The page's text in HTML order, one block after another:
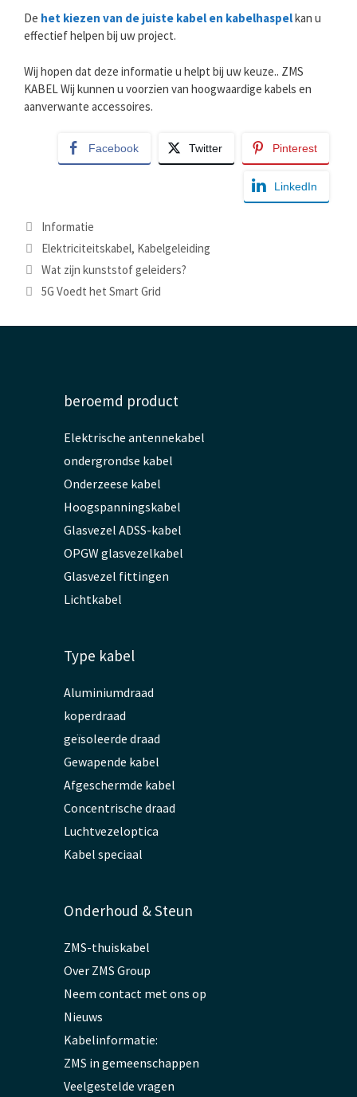
De het kiezen van de juiste kabel en kabelhaspelkan u
effectief helpen bij uw project.
Wij hopen dat deze informatie u helpt bij uw keuze.. ZMS
KABEL Wij kunnen u voorzien van hoogwaardige kabels en
aanverwante accessoires.
Facebook Twitter Pinterest
LinkedIn
Categorieën
Informatie
Tags
Elektriciteitskabel, Kabelgeleiding
Wat zijn kunststof geleiders?
5G Voedt het Smart Grid
beroemd product
Elektrische antennekabel
ondergrondse kabel
Onderzeese kabel
Hoogspanningskabel
Glasvezel ADSS-kabel
OPGW glasvezelkabel
Glasvezel fittingen
Lichtkabel
Type kabel
Aluminiumdraad
koperdraad
geïsoleerde draad
Gewapende kabel
Afgeschermde kabel
Concentrische draad
Luchtvezeloptica
Kabel speciaal
Onderhoud & Steun
ZMS-thuiskabel
Over ZMS Group
Neem contact met ons op
Nieuws
Kabelinformatie:
ZMS in gemeenschappen
Veelgestelde vragen